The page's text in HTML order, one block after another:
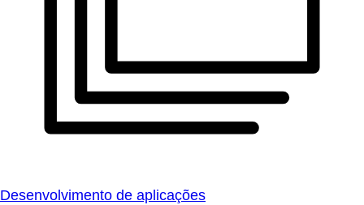
Desenvolvimento de aplicações